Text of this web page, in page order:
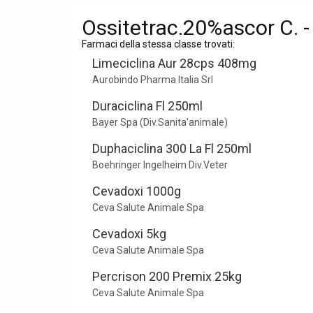
Ossitetrac.20%ascor C.
Farmaci della stessa classe trovati:
Limeciclina Aur 28cps 408mg
Aurobindo Pharma Italia Srl
Duraciclina Fl 250ml
Bayer Spa (Div.Sanita'animale)
Duphaciclina 300 La Fl 250ml
Boehringer Ingelheim Div.Veter
Cevadoxi 1000g
Ceva Salute Animale Spa
Cevadoxi 5kg
Ceva Salute Animale Spa
Percrison 200 Premix 25kg
Ceva Salute Animale Spa